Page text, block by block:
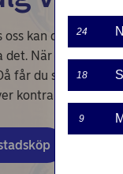
kan du när du
det. När du hittat
får du snabbt och
kontrakt.
24
18
9